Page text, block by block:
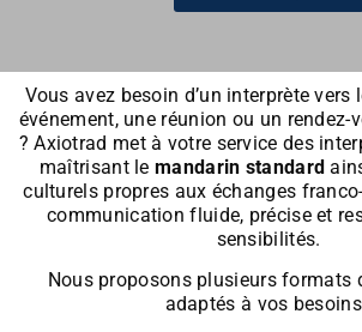
Vous avez besoin d’un interprète vers
événement, une réunion ou un rendez-
? Axiotrad met à votre service des
maîtrisant lemandarin standard
culturels propres aux échanges
communication fluide, précise et
sensibilités.
Nous proposons plusieurs formats
adaptés à vos